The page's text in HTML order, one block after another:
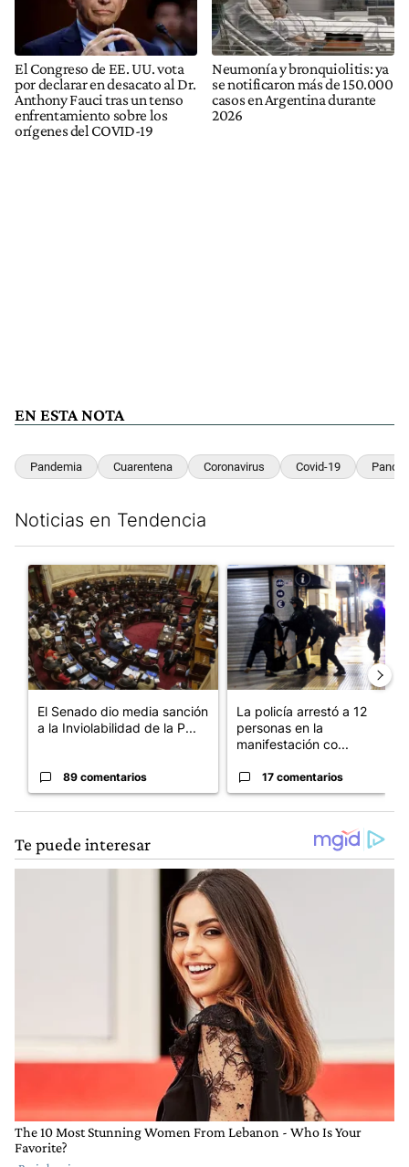
El Congreso de EE. UU. vota
por declarar en desacato al Dr.
Anthony Fauci tras un tenso
enfrentamiento sobre los
orígenes del COVID-19
Neumonía y bronquiolitis: ya
se notificaron más de 150.000
casos en Argentina durante
2026
EN ESTA NOTA
Pandemia Cuarentena Coronavirus Covid-19
Noticias en Tendencia
Un artículo de tendencia con el título "El Senado dio media
El Senado dio media sanción
a la Inviolabilidad de la P...
89 comentarios
Un artículo de tendencia con
La policía arrestó a 12
personas en la
manifestación co...
17 comentarios